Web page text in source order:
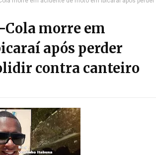
Cola morre em
após perder
contra canteiro